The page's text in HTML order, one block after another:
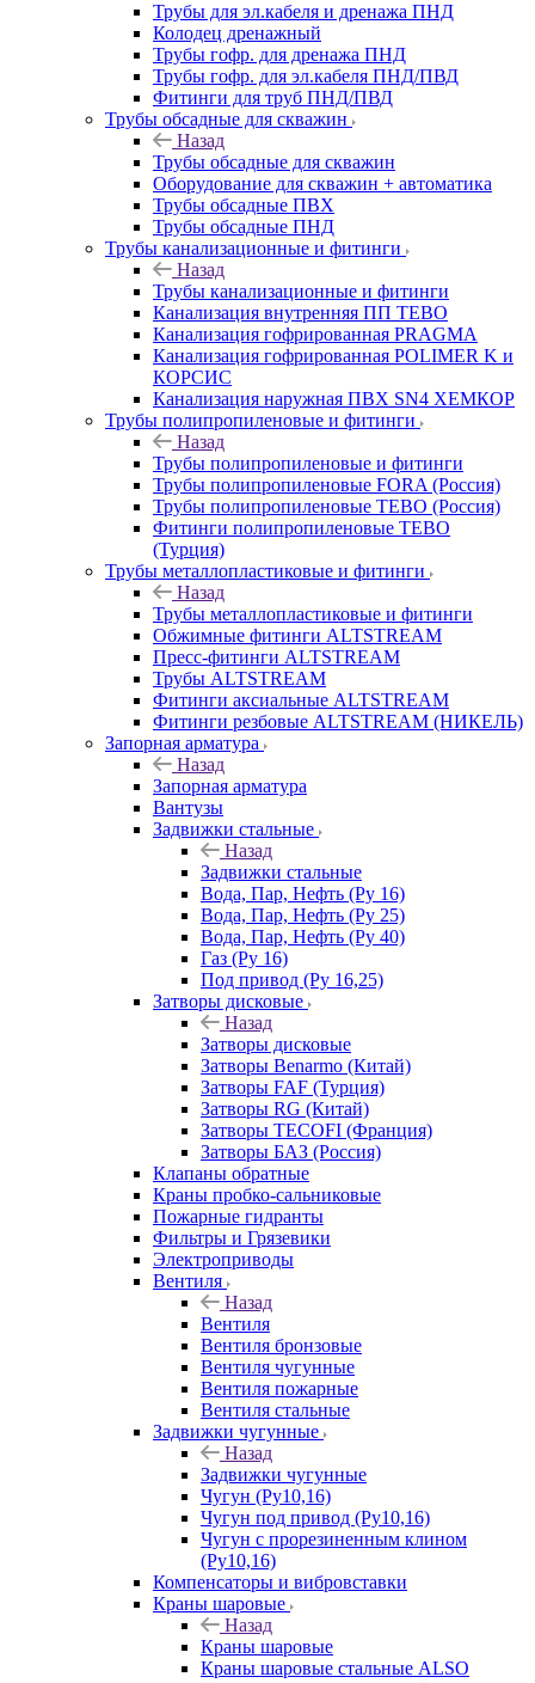
Трубы для эл.кабеля и дренажа ПНД
Колодец дренажный
Трубы гофр. для дренажа ПНД
Трубы гофр. для эл.кабеля ПНД/ПВД
Фитинги для труб ПНД/ПВД
Трубы обсадные для скважин
Назад
Трубы обсадные для скважин
Оборудование для скважин + автоматика
Трубы обсадные ПВХ
Трубы обсадные ПНД
Трубы канализационные и фитинги
Назад
Трубы канализационные и фитинги
Канализация внутренняя ПП TEBO
Канализация гофрированная PRAGMA
Канализация гофрированная POLIMER K и
КОРСИС
Канализация наружная ПВХ SN4 ХЕМКОР
Трубы полипропиленовые и фитинги
Назад
Трубы полипропиленовые и фитинги
Трубы полипропиленовые FORA (Россия)
Трубы полипропиленовые TEBO (Россия)
Фитинги полипропиленовые TEBO
(Турция)
Трубы металлопластиковые и фитинги
Назад
Трубы металлопластиковые и фитинги
Обжимные фитинги ALTSTREAM
Пресс-фитинги ALTSTREAM
Трубы ALTSTREAM
Фитинги аксиальные ALTSTREAM
Фитинги резбовые ALTSTREAM (НИКЕЛЬ)
Запорная арматура
Назад
Запорная арматура
Вантузы
Задвижки стальные
Назад
Задвижки стальные
Вода, Пар, Нефть (Ру 16)
Вода, Пар, Нефть (Ру 25)
Вода, Пар, Нефть (Ру 40)
Газ (Ру 16)
Под привод (Ру 16,25)
Затворы дисковые
Назад
Затворы дисковые
Затворы Benarmo (Китай)
Затворы FAF (Турция)
Затворы RG (Китай)
Затворы TECOFI (Франция)
Затворы БАЗ (Россия)
Клапаны обратные
Краны пробко-сальниковые
Пожарные гидранты
Фильтры и Грязевики
Электроприводы
Вентиля
Назад
Вентиля
Вентиля бронзовые
Вентиля чугунные
Вентиля пожарные
Вентиля стальные
Задвижки чугунные
Назад
Задвижки чугунные
Чугун (Ру10,16)
Чугун под привод (Ру10,16)
Чугун с прорезиненным клином
(Ру10,16)
Компенсаторы и вибровставки
Краны шаровые
Назад
Краны шаровые
Краны шаровые стальные ALSO